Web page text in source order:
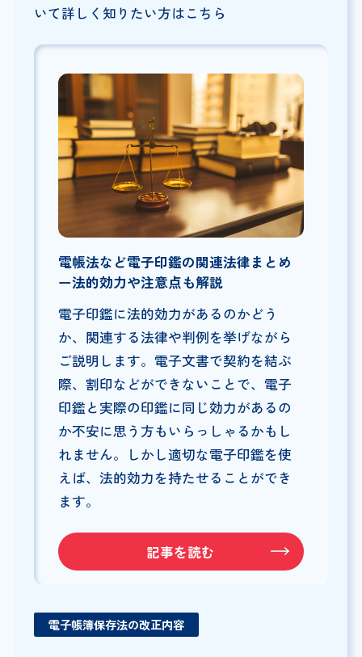
いて詳しく知りたい方はこちら
記事を読む
電帳法など電子印鑑の関連法律まとめ
ー法的効力や注意点も解説
電子印鑑に法的効力があるのかどう
か、関連する法律や判例を挙げながら
ご説明します。電子文書で契約を結ぶ
際、割印などができないことで、電子
印鑑と実際の印鑑に同じ効力があるの
か不安に思う方もいらっしゃるかもし
れません。しかし適切な電子印鑑を使
えば、法的効力を持たせることができ
ます。
電子帳簿保存法の改正内容